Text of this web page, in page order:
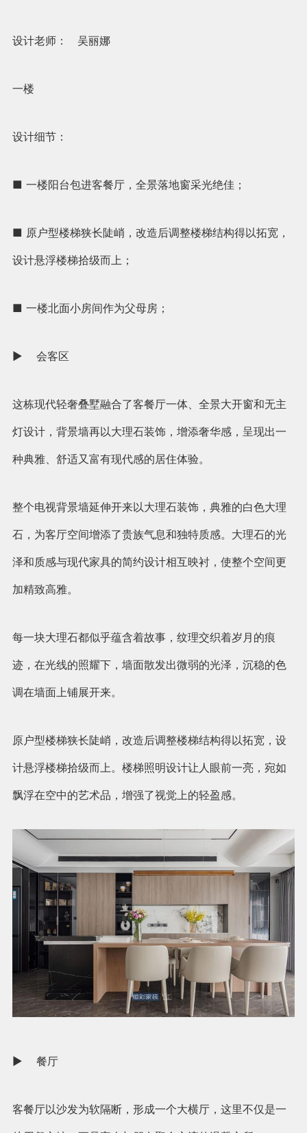
设计老师： 吴丽娜
一楼
设计细节：
■ 一楼阳台包进客餐厅，全景落地窗采光绝佳；
■ 原户型楼梯狭长陡峭，改造后调整楼梯结构得以拓宽，
设计悬浮楼梯拾级而上；
■ 一楼北面小房间作为父母房；
► 会客区
这栋现代轻奢叠墅融合了客餐厅一体、全景大开窗和无主
灯设计，背景墙再以大理石装饰，增添奢华感，呈现出一
种典雅、舒适又富有现代感的居住体验。
整个电视背景墙延伸开来以大理石装饰，典雅的白色大理
石，为客厅空间增添了贵族气息和独特质感。大理石的光
泽和质感与现代家具的简约设计相互映衬，使整个空间更
加精致高雅。
每一块大理石都似乎蕴含着故事，纹理交织着岁月的痕
迹，在光线的照耀下，墙面散发出微弱的光泽，沉稳的色
调在墙面上铺展开来。
原户型楼梯狭长陡峭，改造后调整楼梯结构得以拓宽，设
计悬浮楼梯拾级而上。楼梯照明设计让人眼前一亮，宛如
飘浮在空中的艺术品，增强了视觉上的轻盈感。
► 餐厅
客餐厅以沙发为软隔断，形成一个大横厅，这里不仅是一